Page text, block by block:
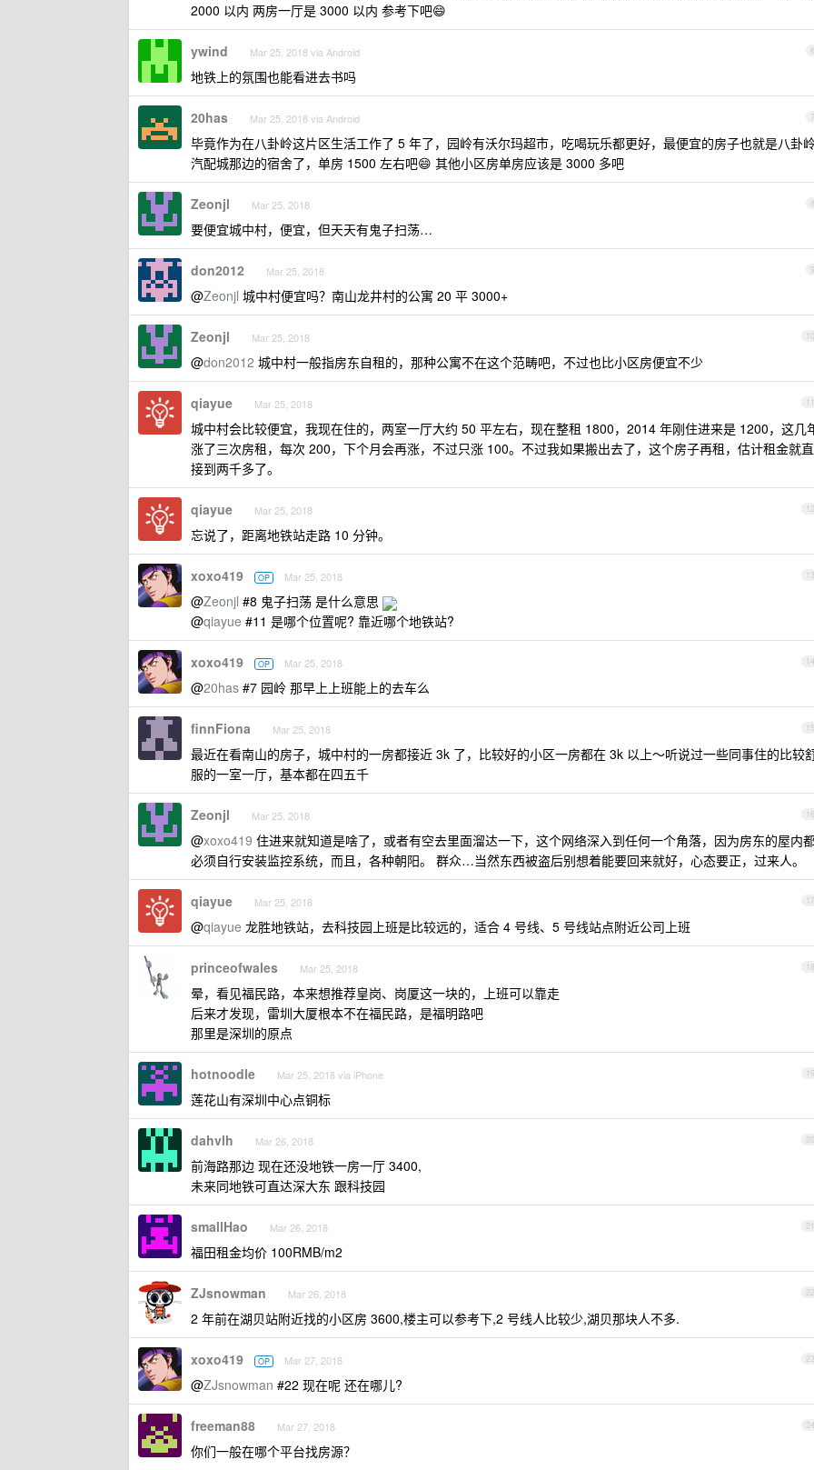
2000 以内 两房一厅是 3000 以内 参考下吧😄
6
ywind Mar 25, 2018 via Android
地铁上的氛围也能看进去书吗
7
20has Mar 25, 2018 via Android
毕竟作为在八卦岭这片区生活工作了 5 年了，园岭有沃尔玛超市，吃喝玩乐都更好，最便宜的房子也就是八卦
汽配城那边的宿舍了，单房 1500 左右吧😄 其他小区房单房应该是 3000 多吧
8
Zeonjl Mar 25, 2018
要便宜城中村，便宜，但天天有鬼子扫荡…
9
don2012 Mar 25, 2018
@Zeonjl 城中村便宜吗？南山龙井村的公寓 20 平 3000+
10
Zeonjl Mar 25, 2018
@don2012 城中村一般指房东自租的，那种公寓不在这个范畴吧，不过也比小区房便宜不少
11
qiayue Mar 25, 2018
城中村会比较便宜，我现在住的，两室一厅大约 50 平左右，现在整租 1800，2014 年刚住进来是 1200，这几
涨了三次房租，每次 200，下个月会再涨，不过只涨 100。不过我如果搬出去了，这个房子再租，估计租金就直
接到两千多了。
12
qiayue Mar 25, 2018
忘说了，距离地铁站走路 10 分钟。
13
xoxo419 OP Mar 25, 2018
@Zeonjl #8 鬼子扫荡 是什么意思
@qiayue #11 是哪个位置呢? 靠近哪个地铁站?
14
xoxo419 OP Mar 25, 2018
@20has #7 园岭 那早上上班能上的去车么
15
finnFiona Mar 25, 2018
最近在看南山的房子，城中村的一房都接近 3k 了，比较好的小区一房都在 3k 以上～听说过一些同事住的比较
服的一室一厅，基本都在四五千
16
Zeonjl Mar 25, 2018
@xoxo419 住进来就知道是啥了，或者有空去里面溜达一下，这个网络深入到任何一个角落，因为房东的屋内
必须自行安装监控系统，而且，各种朝阳。 群众…当然东西被盗后别想着能要回来就好，心态要正，过来人。
17
qiayue Mar 25, 2018
@qiayue 龙胜地铁站，去科技园上班是比较远的，适合 4 号线、5 号线站点附近公司上班
18
princeofwales Mar 25, 2018
晕，看见福民路，本来想推荐皇岗、岗厦这一块的，上班可以靠走
后来才发现，雷圳大厦根本不在福民路，是福明路吧
那里是深圳的原点
19
hotnoodle Mar 25, 2018 via iPhone
莲花山有深圳中心点铜标
20
dahvlh Mar 26, 2018
前海路那边 现在还没地铁一房一厅 3400,
未来同地铁可直达深大东 跟科技园
21
smallHao Mar 26, 2018
福田租金均价 100RMB/m2
22
ZJsnowman Mar 26, 2018
2 年前在湖贝站附近找的小区房 3600,楼主可以参考下,2 号线人比较少,湖贝那块人不多.
23
xoxo419 OP Mar 27, 2018
@ZJsnowman #22 现在呢 还在哪儿?
24
freeman88 Mar 27, 2018
你们一般在哪个平台找房源？